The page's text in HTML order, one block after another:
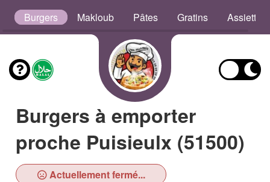
Burgers Makloub Pâtes Gratins Assiettes
Burgers à emporter
proche Puisieulx (51500)
Actuellement fermé...